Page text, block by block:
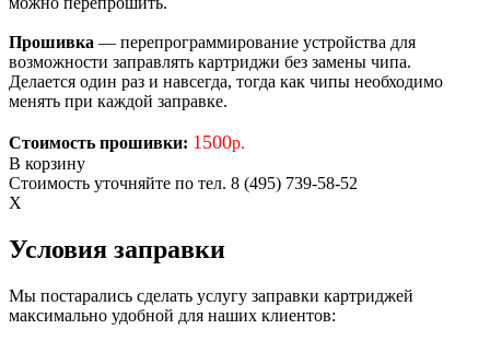
Прошивка — перепрограммирование устройства для
возможности заправлять картриджи без замены чипа.
Делается один раз и навсегда, тогда как чипы необходимо
менять при каждой заправке.
Стоимость прошивки: 1500р.
В корзину
Стоимость уточняйте по тел. 8 (495) 739-58-52
X
Условия заправки
Мы постарались сделать услугу заправки картриджей
максимально удобной для наших клиентов: